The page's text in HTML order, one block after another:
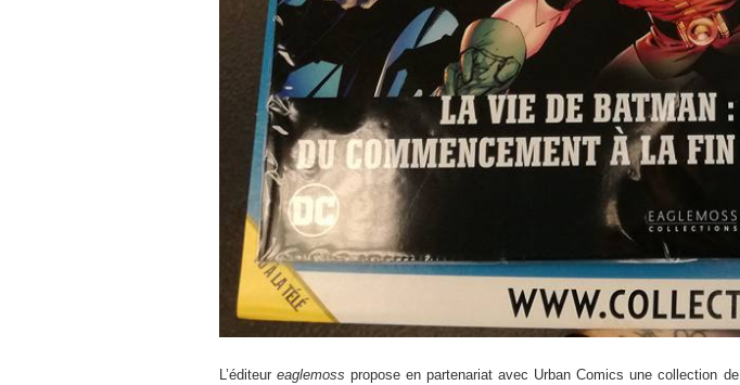
L’éditeureaglemoss propose en partenariat avec Urban Comics une collection